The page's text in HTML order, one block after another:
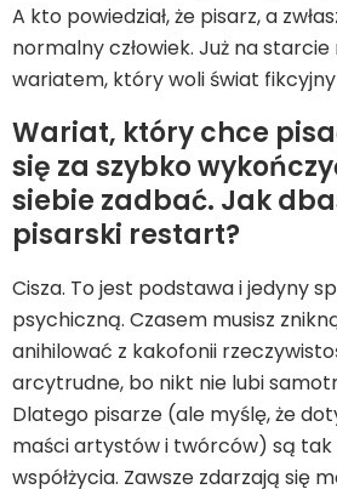
A kto powiedział, że pisarz, a
normalny człowiek. Już na
wariatem, który woli świat
Wariat, który chce
się za szybko
siebie zadbać. Jak
pisarski restart?
Cisza. To jest podstawa i jedyny
psychiczną. Czasem musisz
anihilować z kakofonii
arcytrudne, bo nikt nie lubi
Dlatego pisarze (ale myślę, że
maści artystów i twórców) są tak
współżycia. Zawsze zdarzają się